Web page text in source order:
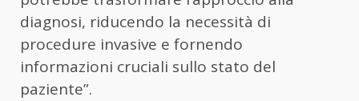
diagnosi, riducendo la necessità di
procedure invasive e fornendo
informazioni cruciali sullo stato del
paziente”.